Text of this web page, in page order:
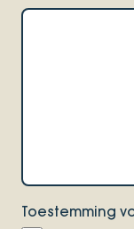
Toestemming